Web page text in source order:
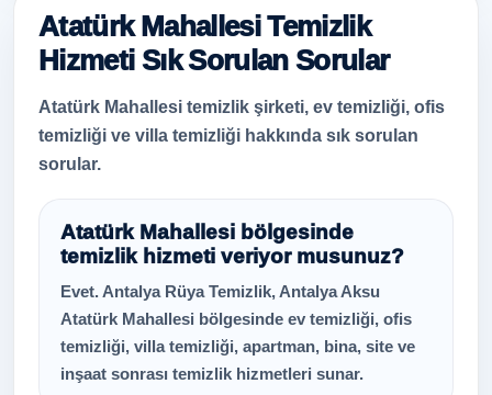
Atatürk Mahallesi Temizlik
Hizmeti Sık Sorulan Sorular
Atatürk Mahallesi temizlik şirketi, ev temizliği, ofis
temizliği ve villa temizliği hakkında sık sorulan
sorular.
Atatürk Mahallesi bölgesinde
temizlik hizmeti veriyor musunuz?
Evet. Antalya Rüya Temizlik, Antalya Aksu
Atatürk Mahallesi bölgesinde ev temizliği, ofis
temizliği, villa temizliği, apartman, bina, site ve
inşaat sonrası temizlik hizmetleri sunar.